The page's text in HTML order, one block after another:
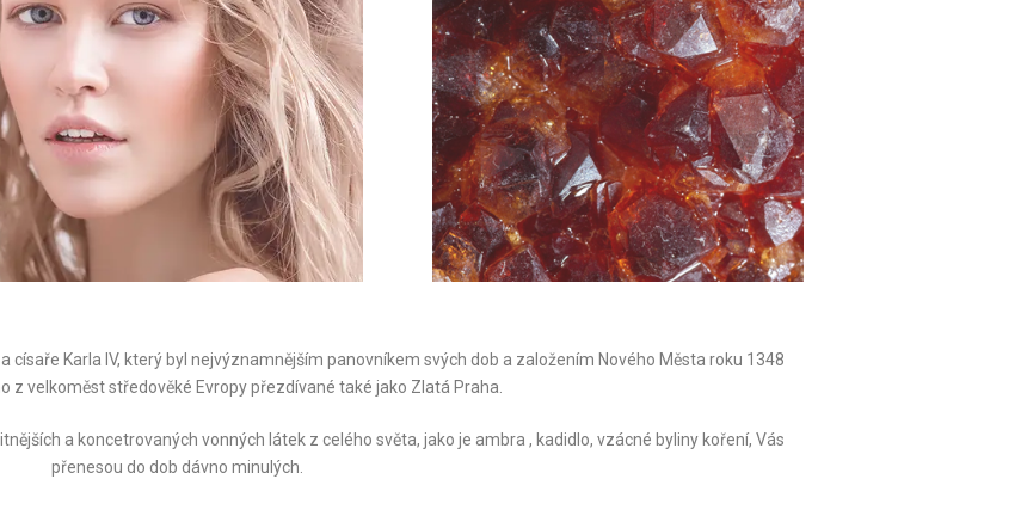
Karla IV, který byl nejvýznamnějším panovníkem svých dob a založením Nového Města roku 1348
z velkoměst středověké Evropy přezdívané také jako Zlatá Praha.
a koncetrovaných vonných látek z celého světa, jako je ambra , kadidlo, vzácné byliny koření, Vás
přenesou do dob dávno minulých.